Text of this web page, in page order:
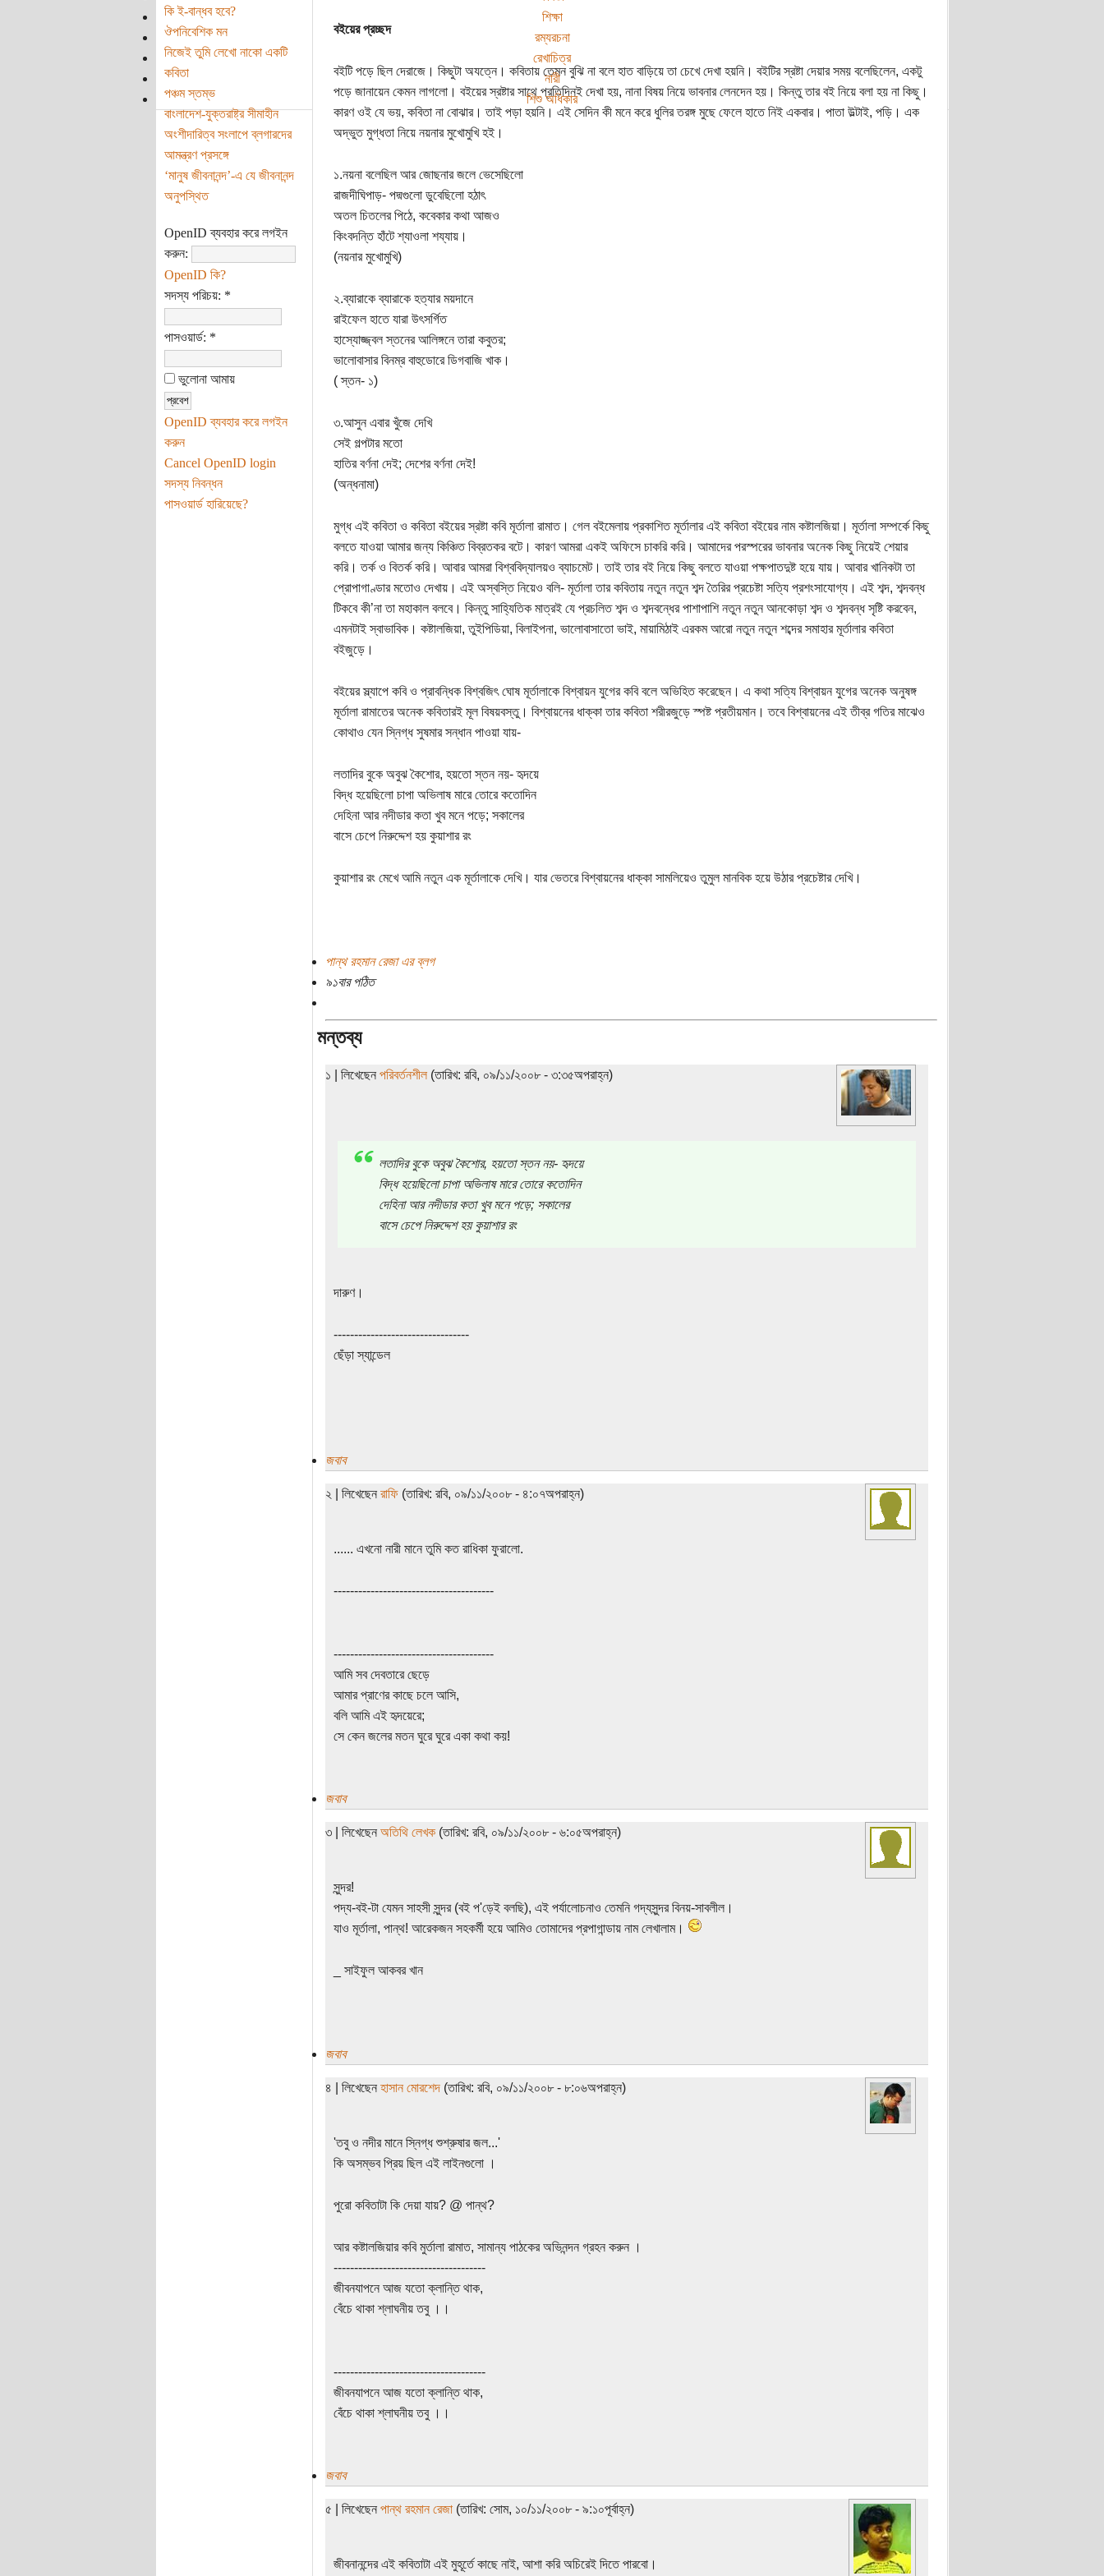
শিক্ষা
রম্যরচনা
রেখাচিত্র
নারী
শিশু অধিকার
কি ই-বান্ধব হবে?
ঔপনিবেশিক মন
নিজেই তুমি লেখো নাকো একটি
কবিতা
পঞ্চম স্তম্ভ
বাংলাদেশ-যুক্তরাষ্ট্র সীমাহীন
অংশীদারিত্ব সংলাপে ব্লগারদের
আমন্ত্রণ প্রসঙ্গে
‘মানুষ জীবনানন্দ’-এ যে জীবনানন্দ
অনুপস্থিত
OpenID ব্যবহার করে লগইন
করুন:
OpenID কি?
সদস্য পরিচয়: *
পাসওয়ার্ড: *
ভুলোনা আমায়
OpenID ব্যবহার করে লগইন
করুন
Cancel OpenID login
সদস্য নিবন্ধন
পাসওয়ার্ড হারিয়েছে?
বইয়ের প্রচ্ছদ
বইটি পড়ে ছিল দেরাজে। কিছুটা অযত্নে। কবিতায় তেমন বুঝি না বলে হাত বাড়িয়ে তা চেখে দেখা হয়নি। বইটির স্রষ্টা দেয়ার সময় বলেছিলেন, একটু
পড়ে জানায়েন কেমন লাগলো। বইয়ের স্রষ্টার সাথে প্রতিদিনই দেখা হয়, নানা বিষয় নিয়ে ভাবনার লেনদেন হয়। কিন্তু তার বই নিয়ে বলা হয় না কিছু।
কারণ ওই যে ভয়, কবিতা না বোঝার। তাই পড়া হয়নি। এই সেদিন কী মনে করে ধুলির তরঙ্গ মুছে ফেলে হাতে নিই একবার। পাতা উল্টাই, পড়ি। এক
অদ্ভুত মুগ্ধতা নিয়ে নয়নার মুখোমুখি হই।
১.নয়না বলেছিল আর জোছনার জলে ভেসেছিলো
রাজদীঘিপাড়- পদ্মগুলো ডুবেছিলো হঠাৎ
অতল চিতলের পিঠে, কবেকার কথা আজও
কিংবদন্তি হাঁটে শ্যাওলা শয্যায়।
(নয়নার মুখোমুখি)
২.ব্যারাকে ব্যারাকে হত্যার ময়দানে
রাইফেল হাতে যারা উৎসর্গিত
হাস্যোজ্জ্বল স্তনের আলিঙ্গনে তারা কবুতর;
ভালোবাসার বিনম্র বাহুডোরে ডিগবাজি খাক।
( স্তন- ১)
৩.আসুন এবার খুঁজে দেখি
সেই গল্পটার মতো
হাতির বর্ণনা দেই; দেশের বর্ণনা দেই!
(অন্ধনামা)
মুগ্ধ এই কবিতা ও কবিতা বইয়ের স্রষ্টা কবি মূর্তালা রামাত। গেল বইমেলায় প্রকাশিত মূর্তালার এই কবিতা বইয়ের নাম কষ্টালজিয়া। মূর্তালা সম্পর্কে কিছু
বলতে যাওয়া আমার জন্য কিঞ্চিত বিব্রতকর বটে। কারণ আমরা একই অফিসে চাকরি করি। আমাদের পরস্পরের ভাবনার অনেক কিছু নিয়েই শেয়ার
করি। তর্ক ও বিতর্ক করি। আবার আমরা বিশ্ববিদ্যালয়ও ব্যাচমেট। তাই তার বই নিয়ে কিছু বলতে যাওয়া পক্ষপাতদুষ্ট হয়ে যায়। আবার খানিকটা তা
প্রোপাগাণ্ডার মতোও দেখায়। এই অস্বস্তি নিয়েও বলি- মূর্তালা তার কবিতায় নতুন নতুন শব্দ তৈরির প্রচেষ্টা সত্যি প্রশংসাযোগ্য। এই শব্দ, শব্দবন্ধ
টিকবে কী’না তা মহাকাল বলবে। কিন্তু সাহ্যিতিক মাত্রই যে প্রচলিত শব্দ ও শব্দবন্ধের পাশাপাশি নতুন নতুন আনকোড়া শব্দ ও শব্দবন্ধ সৃষ্টি করবেন,
এমনটাই স্বাভাবিক। কষ্টালজিয়া, তুইপিডিয়া, বিলাইপনা, ভালোবাসাতো ভাই, মায়ামিঠাই এরকম আরো নতুন নতুন শব্দের সমাহার মূর্তালার কবিতা
বইজুড়ে।
বইয়ের স্ল্যাপে কবি ও প্রাবন্ধিক বিশ্বজিৎ ঘোষ মূর্তালাকে বিশ্বায়ন যুগের কবি বলে অভিহিত করেছেন। এ কথা সত্যি বিশ্বায়ন যুগের অনেক অনুষঙ্গ
মূর্তালা রামাতের অনেক কবিতারই মূল বিষয়বস্তু। বিশ্বায়নের ধাক্কা তার কবিতা শরীরজুড়ে স্পষ্ট প্রতীয়মান। তবে বিশ্বায়নের এই তীব্র গতির মাঝেও
কোথাও যেন স্নিগ্ধ সুষমার সন্ধান পাওয়া যায়-
লতাদির বুকে অবুঝ কৈশোর, হয়তো স্তন নয়- হৃদয়ে
বিদ্ধ হয়েছিলো চাপা অভিলাষ মারে তোরে কতোদিন
দেহিনা আর নদীডার কতা খুব মনে পড়ে; সকালের
বাসে চেপে নিরুদ্দেশ হয় কুয়াশার রং
কুয়াশার রং মেখে আমি নতুন এক মূর্তালাকে দেখি। যার ভেতরে বিশ্বায়নের ধাক্কা সামলিয়েও তুমুল মানবিক হয়ে উঠার প্রচেষ্টার দেখি।
পান্থ রহমান রেজা এর ব্লগ
৯১বার পঠিত
মন্তব্য
১ | লিখেছেন পরিবর্তনশীল(তারিখ: রবি, ০৯/১১/২০০৮ - ৩:৩৫অপরাহ্ন)
লতাদির বুকে অবুঝ কৈশোর, হয়তো স্তন নয়- হৃদয়ে
বিদ্ধ হয়েছিলো চাপা অভিলাষ মারে তোরে কতোদিন
দেহিনা আর নদীডার কতা খুব মনে পড়ে; সকালের
বাসে চেপে নিরুদ্দেশ হয় কুয়াশার রং
দারুণ।
---------------------------------
ছেঁড়া স্যান্ডেল
জবাব
২ | লিখেছেন রাফি(তারিখ: রবি, ০৯/১১/২০০৮ - ৪:০৭অপরাহ্ন)
...... এখনো নারী মানে তুমি কত রাধিকা ফুরালো.
---------------------------------------
---------------------------------------
আমি সব দেবতারে ছেড়ে
আমার প্রাণের কাছে চলে আসি,
বলি আমি এই হৃদয়েরে;
সে কেন জলের মতন ঘুরে ঘুরে একা কথা কয়!
জবাব
৩ | লিখেছেন অতিথি লেখক(তারিখ: রবি, ০৯/১১/২০০৮ - ৬:০৫অপরাহ্ন)
সুন্দর!
পদ্য-বই-টা যেমন সাহসী সুন্দর (বই প'ড়েই বলছি), এই পর্যালোচনাও তেমনি গদ্যসুন্দর বিনয়-সাবলীল।
যাও মূর্তালা, পান্থ! আরেকজন সহকর্মী হয়ে আমিও তোমাদের প্রপাগান্ডায় নাম লেখালাম।
_ সাইফুল আকবর খান
জবাব
৪ | লিখেছেন হাসান মোরশেদ(তারিখ: রবি, ০৯/১১/২০০৮ - ৮:০৬অপরাহ্ন)
'তবু ও নদীর মানে স্নিগ্ধ শুশ্রুষার জল...'
কি অসম্ভব প্রিয় ছিল এই লাইনগুলো ।
পুরো কবিতাটা কি দেয়া যায়? @ পান্থ?
আর কষ্টালজিয়ার কবি মুর্তালা রামাত, সামান্য পাঠকের অভিনন্দন গ্রহন করুন ।
-------------------------------------
জীবনযাপনে আজ যতো ক্লান্তি থাক,
বেঁচে থাকা শ্লাঘনীয় তবু ।।
-------------------------------------
জীবনযাপনে আজ যতো ক্লান্তি থাক,
বেঁচে থাকা শ্লাঘনীয় তবু ।।
জবাব
৫ | লিখেছেন পান্থ রহমান রেজা(তারিখ: সোম, ১০/১১/২০০৮ - ৯:১০পূর্বাহ্ন)
জীবনানন্দের এই কবিতাটা এই মুহূর্তে কাছে নাই, আশা করি অচিরেই দিতে পারবো।